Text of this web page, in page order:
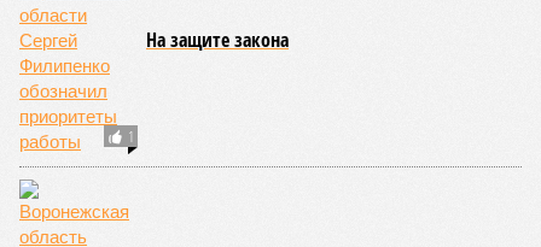
1
На защите закона